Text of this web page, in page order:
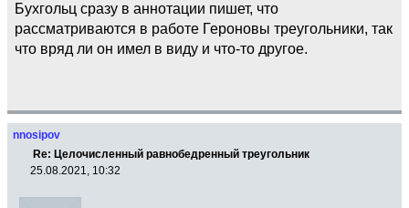
Бухгольц сразу в аннотации пишет, что
рассматриваются в работе Героновы треугольники, так
что вряд ли он имел в виду и что-то другое.
nnosipov
Re: Целочисленный равнобедренный треугольник
25.08.2021, 10:32